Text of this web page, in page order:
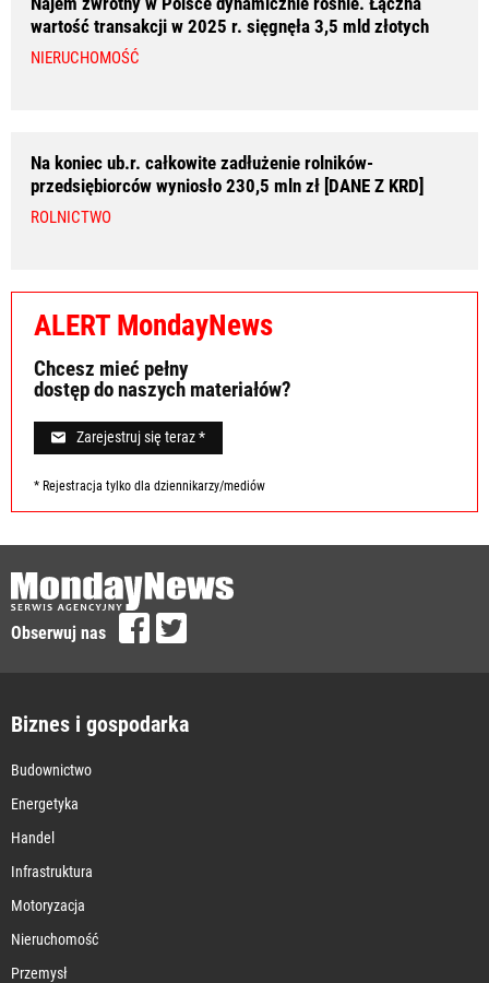
wartość transakcji w 2025 r. sięgnęła 3,5 mld złotych
NIERUCHOMOŚĆ
Na koniec ub.r. całkowite zadłużenie rolników-
przedsiębiorców wyniosło 230,5 mln zł [DANE Z KRD]
ROLNICTWO
ALERT MondayNews
Chcesz mieć pełny
dostęp do naszych materiałów?
Zarejestruj się teraz *
* Rejestracja tylko dla dziennikarzy/mediów
Obserwuj nas
Biznes i gospodarka
Budownictwo
Energetyka
Handel
Infrastruktura
Motoryzacja
Nieruchomość
Przemysł